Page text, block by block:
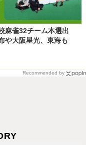
麻雀32チーム本選出
や大阪星光、東海も
Recommended by